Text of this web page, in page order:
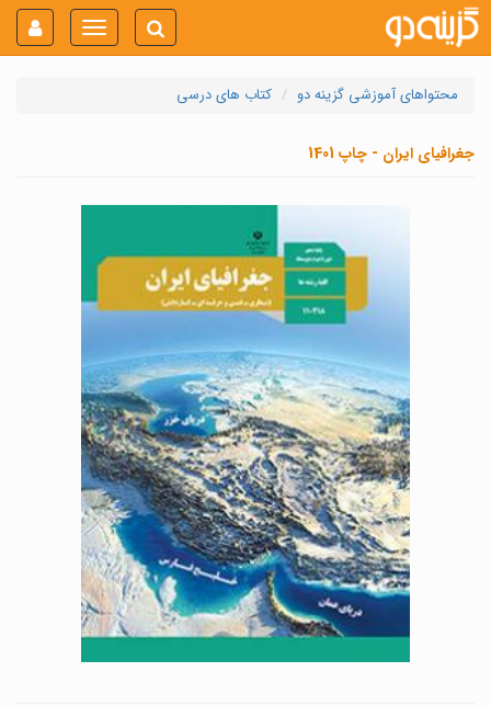
Toggle
navigation
محتواهای آموزشی گزینه دو کتاب های درسی
جغرافیای ایران - چاپ 1401